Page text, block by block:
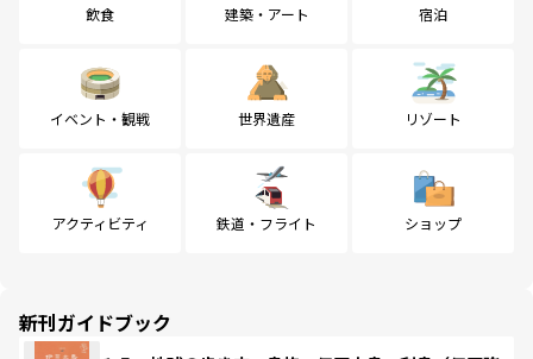
飲食 建築・アート 宿泊
イベント・観戦 世界遺産 リゾート
アクティビティ 鉄道・フライト ショップ
新刊ガイドブック